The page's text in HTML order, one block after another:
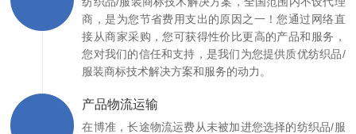
商，是为您节省费用支出的原因之一！您通过网络直
接从商家采购，您可获得性价比更高的产品和服务，
您对我们的信任和支持，是我们为您提供质优纺织品/
服装商标技术解决方案和服务的动力。
产品物流运输
在博准，长途物流运费从未被加进您选择的纺织品/服